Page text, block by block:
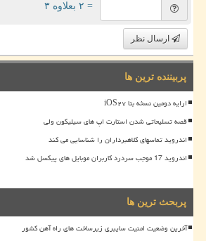
= ۲ بعلاوه ۳
ارسال نظر
پربیننده ترین ها
ارایه دومین نسخه بتا iOS۲۷
قصه تسلیحاتی شدن استارت اپ های سیلیکون ولی
اندروید تماسهای کلاهبرداران را شناسایی می کند
اندروید 17 موجب سردرد کاربران موبایل های پیکسل شد
پربحث ترین ها
آخرین وضعیت امنیت سایبری زیرساخت های راه آهن کشور